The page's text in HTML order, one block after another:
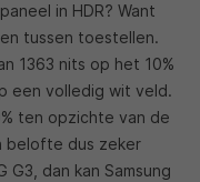
in HDR? Want
tussen toestellen.
1363 nits op het 10%
een volledig wit veld.
ten opzichte van de
belofte dus zeker
G3, dan kan Samsung